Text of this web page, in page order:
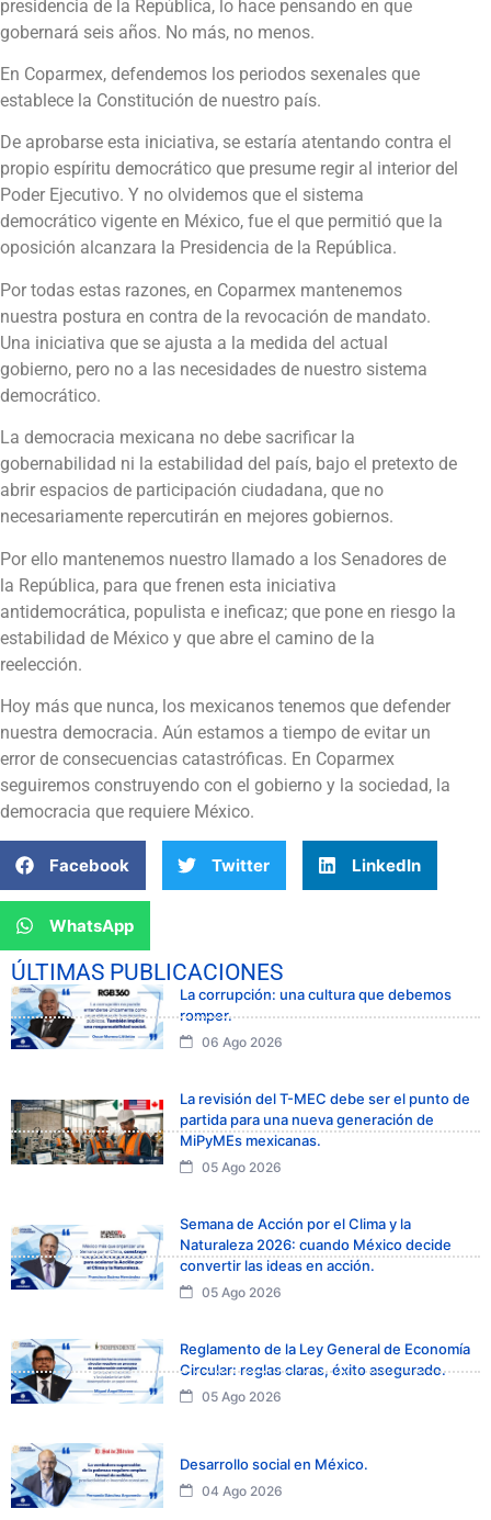
presidencia de la República, lo hace pensando en que
gobernará seis años. No más, no menos.
En Coparmex, defendemos los periodos sexenales que
establece la Constitución de nuestro país.
De aprobarse esta iniciativa, se estaría atentando contra el
propio espíritu democrático que presume regir al interior del
Poder Ejecutivo. Y no olvidemos que el sistema
democrático vigente en México, fue el que permitió que la
oposición alcanzara la Presidencia de la República.
Por todas estas razones, en Coparmex mantenemos
nuestra postura en contra de la revocación de mandato.
Una iniciativa que se ajusta a la medida del actual
gobierno, pero no a las necesidades de nuestro sistema
democrático.
La democracia mexicana no debe sacrificar la
gobernabilidad ni la estabilidad del país, bajo el pretexto de
abrir espacios de participación ciudadana, que no
necesariamente repercutirán en mejores gobiernos.
Por ello mantenemos nuestro llamado a los Senadores de
la República, para que frenen esta iniciativa
antidemocrática, populista e ineficaz; que pone en riesgo la
estabilidad de México y que abre el camino de la
reelección.
Hoy más que nunca, los mexicanos tenemos que defender
nuestra democracia. Aún estamos a tiempo de evitar un
error de consecuencias catastróficas. En Coparmex
seguiremos construyendo con el gobierno y la sociedad, la
democracia que requiere México.
Facebook Twitter LinkedIn
WhatsApp
ÚLTIMAS PUBLICACIONES
La corrupción: una cultura que debemos
romper.
06 Ago 2026
La revisión del T-MEC debe ser el punto de
partida para una nueva generación de
MiPyMEs mexicanas.
05 Ago 2026
Semana de Acción por el Clima y la
Naturaleza 2026: cuando México decide
convertir las ideas en acción.
05 Ago 2026
Reglamento de la Ley General de Economía
Circular: reglas claras, éxito asegurado.
05 Ago 2026
Desarrollo social en México.
04 Ago 2026